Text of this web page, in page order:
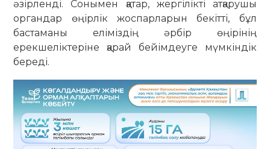
әзірленді. Сонымен қатар, жергілікті атқарушы
органдар өңірлік жоспарларын бекітті, бұл
бастаманы еліміздің әрбір өңірінің
ерекшеліктеріне қарай бейімдеуге мүмкіндік
береді.